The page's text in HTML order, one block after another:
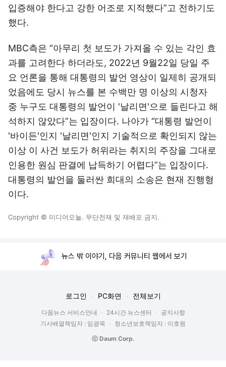
입증해야 한다고 강한 어조로 지적했다”고 전하기도
했다.
MBC측은 “아무리 첫 보도가 가져올 수 있는 각인 효
과를 고려한다 하더라도, 2022년 9월22일 당일 주
요 언론을 통해 대통령의 발언 영상이 일제히 공개되
었음에도 당시 뉴스를 본 수백만 명 이상의 시청자
중 누구도 대통령의 발언이 '날리면'으로 들린다고 해
석하지 않았다”는 입장이다. 나아가 “대통령 발언이
'바이든'인지 '날리면'인지 기술적으로 확인되지 않는
이상 이 사건 보도가 허위라는 취지의 주장을 그대로
인용한 원심 판결에 납득하기 어렵다”는 입장이다.
대통령의 발언을 둘러싼 희대의 소송은 현재 진행형
이다.
Copyright © 미디어오늘. 무단전재 및 재배포 금지.
뉴스 밖 이야기, 다음 커뮤니티 웹에서 보기
로그인 PC화면 전체보기
다음뉴스 서비스안내 24시간 뉴스센터
공지사항
기사배열책임자 : 임광욱
청소년보호책임자 : 이호원
ⓒ Daum Corp.